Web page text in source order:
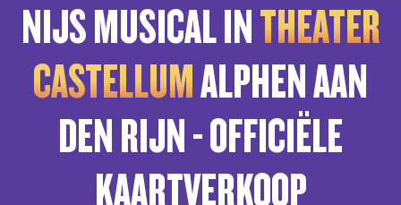
NIJS MUSICAL INTHEATER
CASTELLUMALPHEN AAN
DEN RIJN - OFFICIËLE
KAARTVERKOOP